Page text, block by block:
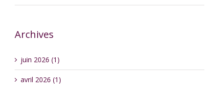
Archives
juin 2026 (1)
avril 2026 (1)